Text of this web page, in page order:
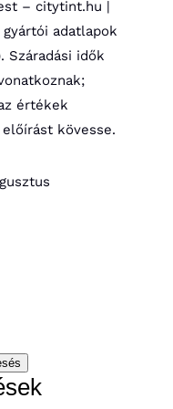
– citytint.hu |
adatlapok
Száradási idők
értékek
kövesse.